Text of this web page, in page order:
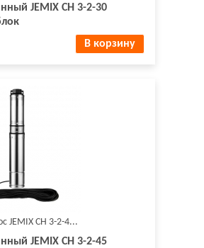
JEMIX СН 3-2-30
В корзину
JEMIX СН 3-2-4...
JEMIX СН 3-2-45